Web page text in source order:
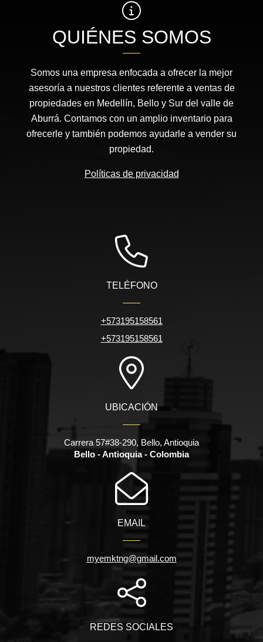
QUIÉNES SOMOS
Somos una empresa enfocada a ofrecer la mejor
asesoría a nuestros clientes referente a ventas de
propiedades en Medellín, Bello y Sur del valle de
Aburrá. Contamos con un amplio inventario para
ofrecerle y también podemos ayudarle a vender su
propiedad.
Políticas de privacidad
TELÉFONO
+573195158561
+573195158561
UBICACIÓN
Carrera 57#38-290, Bello, Antioquia
Bello - Antioquia - Colombia
EMAIL
myemktng@gmail.com
REDES SOCIALES